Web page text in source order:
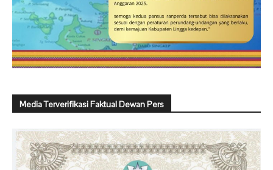
Media Terverifikasi Faktual Dewan Pers